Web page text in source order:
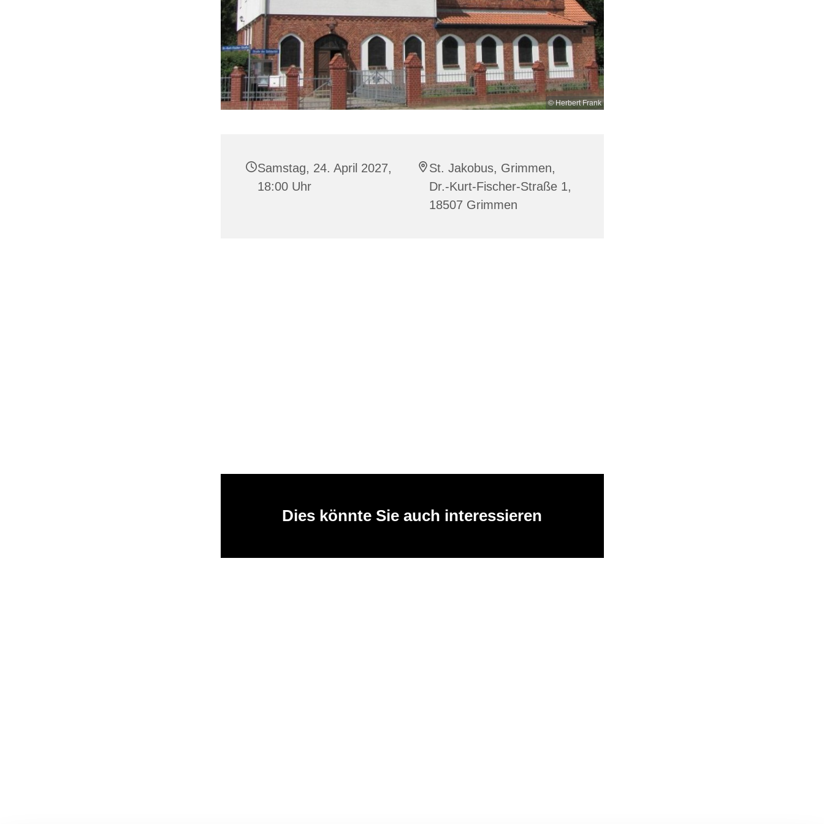
© Herbert Frank
Samstag, 24. April 2027,
18:00 Uhr
St. Jakobus, Grimmen,
Dr.-Kurt-Fischer-Straße 1,
18507 Grimmen
Dies könnte Sie auch interessieren